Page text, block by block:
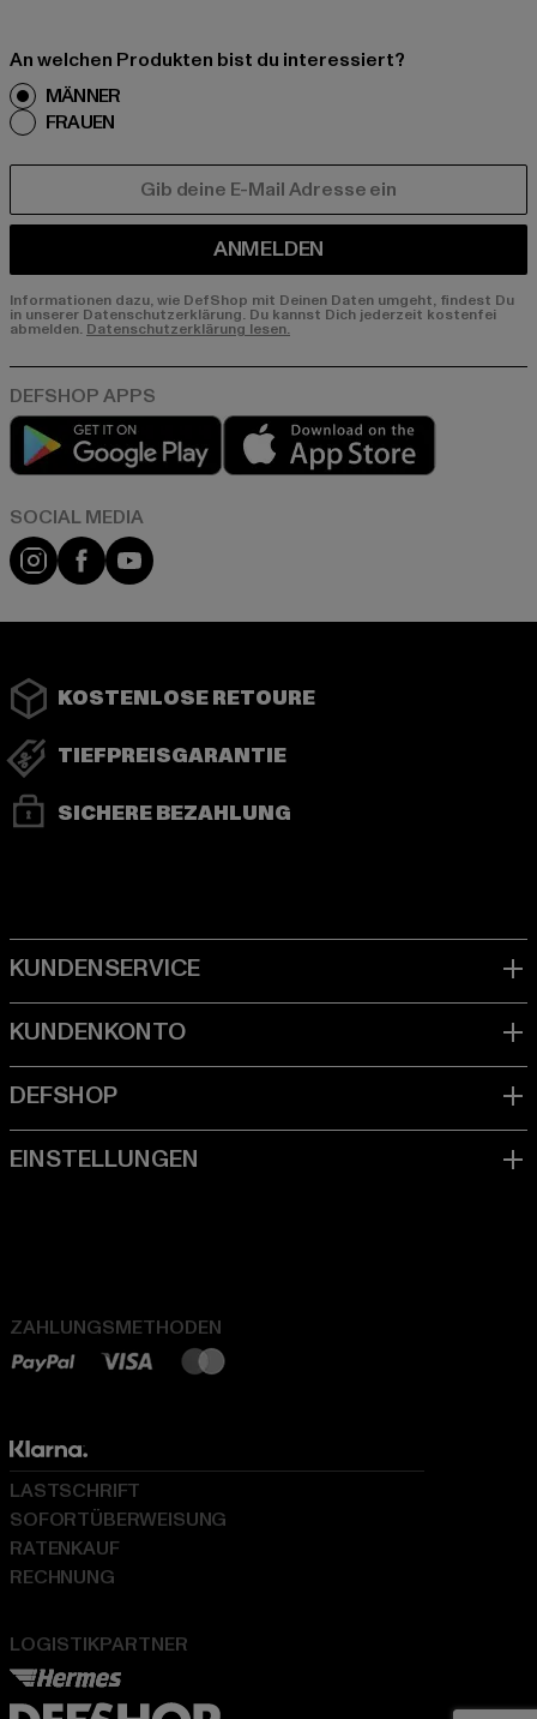
An welchen Produkten bist du interessiert?
MÄNNER
FRAUEN
ANMELDEN
Informationen dazu, wie DefShop mit Deinen Daten umgeht, findest Du
in unserer Datenschutzerklärung. Du kannst Dich jederzeit kostenfei
abmelden. Datenschutzerklärung lesen.
Play market
Instagram
FacebookYouTube
KOSTENLOSE RETOURE
TIEFPREISGARANTIE
SICHERE BEZAHLUNG
ZAHLUNGSMETHODEN
LOGISTIKPARTNER
LASTSCHRIFT
SOFORTÜBERWEISUNG
RATENKAUF
RECHNUNG